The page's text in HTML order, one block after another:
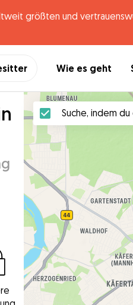
größten und
Wie es geht
Suche, indem